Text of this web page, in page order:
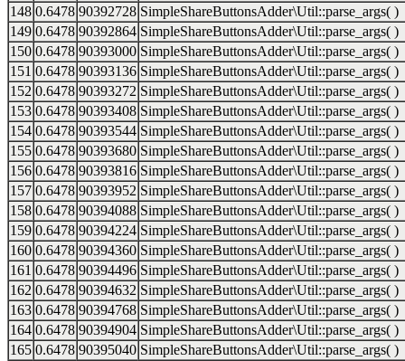
148 0.6478 90392728 SimpleShareButtonsAdder\Util::parse_args( )
149 0.6478 90392864 SimpleShareButtonsAdder\Util::parse_args( )
150 0.6478 90393000 SimpleShareButtonsAdder\Util::parse_args( )
151 0.6478 90393136 SimpleShareButtonsAdder\Util::parse_args( )
152 0.6478 90393272 SimpleShareButtonsAdder\Util::parse_args( )
153 0.6478 90393408 SimpleShareButtonsAdder\Util::parse_args( )
154 0.6478 90393544 SimpleShareButtonsAdder\Util::parse_args( )
155 0.6478 90393680 SimpleShareButtonsAdder\Util::parse_args( )
156 0.6478 90393816 SimpleShareButtonsAdder\Util::parse_args( )
157 0.6478 90393952 SimpleShareButtonsAdder\Util::parse_args( )
158 0.6478 90394088 SimpleShareButtonsAdder\Util::parse_args( )
159 0.6478 90394224 SimpleShareButtonsAdder\Util::parse_args( )
160 0.6478 90394360 SimpleShareButtonsAdder\Util::parse_args( )
161 0.6478 90394496 SimpleShareButtonsAdder\Util::parse_args( )
162 0.6478 90394632 SimpleShareButtonsAdder\Util::parse_args( )
163 0.6478 90394768 SimpleShareButtonsAdder\Util::parse_args( )
164 0.6478 90394904 SimpleShareButtonsAdder\Util::parse_args( )
165 0.6478 90395040 SimpleShareButtonsAdder\Util::parse_args( )